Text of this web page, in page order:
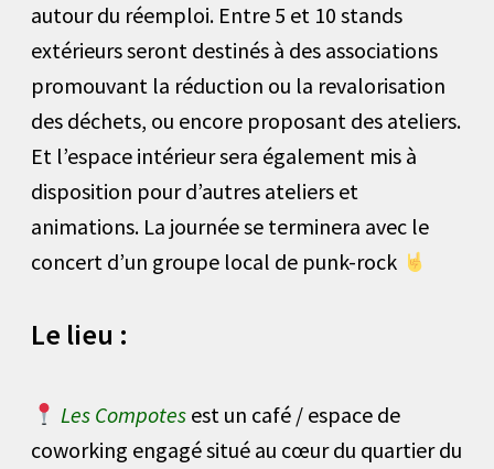
autour du réemploi. Entre 5 et 10 stands
extérieurs seront destinés à des associations
promouvant la réduction ou la revalorisation
des déchets, ou encore proposant des ateliers.
Et l’espace intérieur sera également mis à
disposition pour d’autres ateliers et
animations. La journée se terminera avec le
concert d’un groupe local de punk-rock
Le lieu :
Les Compotes est un café / espace de
coworking engagé situé au cœur du quartier du